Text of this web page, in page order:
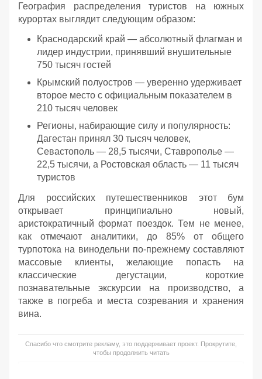
География распределения туристов на южных
курортах выглядит следующим образом:
Краснодарский край — абсолютный флагман и
лидер индустрии, принявший внушительные
750 тысяч гостей
Крымский полуостров — уверенно удерживает
второе место с официальным показателем в
210 тысяч человек
Регионы, набирающие силу и популярность:
Дагестан принял 30 тысяч человек,
Севастополь — 28,5 тысячи, Ставрополье —
22,5 тысячи, а Ростовская область — 11 тысяч
туристов
Для российских путешественников этот бум
открывает принципиально новый,
аристократичный формат поездок. Тем не менее,
как отмечают аналитики, до 85% от общего
турпотока на винодельни по-прежнему составляют
массовые клиенты, желающие попасть на
классические дегустации, короткие
познавательные экскурсии на производство, а
также в погреба и места созревания и хранения
вина.
Спасибо что смотрите рекламу, это поддерживает проект. Прокрутите,
чтобы продолжить читать